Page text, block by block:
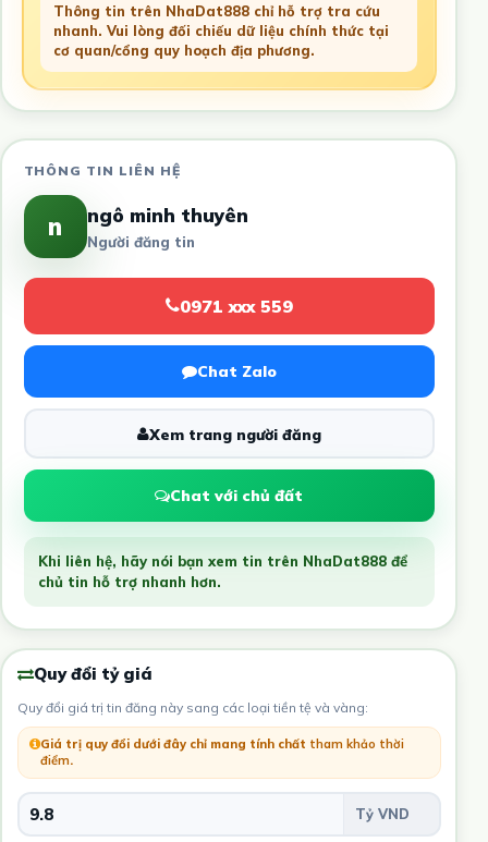
Thông tin trên NhaDat888 chỉ hỗ trợ tra cứu
nhanh. Vui lòng đối chiếu dữ liệu chính thức tại
cơ quan/cổng quy hoạch địa phương.
THÔNG TIN LIÊN HỆ
n ngô minh thuyên
Người đăng tin
0971 xxx 559
Chat Zalo
Xem trang người đăng
Chat với chủ đất
Khi liên hệ, hãy nói bạn xem tin trên NhaDat888 để
chủ tin hỗ trợ nhanh hơn.
Quy đổi tỷ giá
Quy đổi giá trị tin đăng này sang các loại tiền tệ và vàng:
Giá trị quy đổi dưới đây chỉ mang tính chất tham khảo thời
điểm.